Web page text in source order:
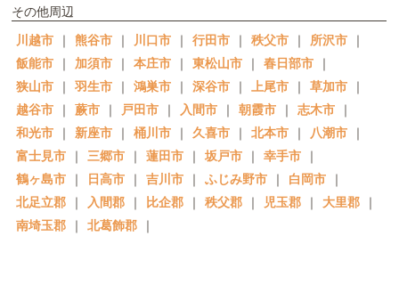
その他周辺
川越市 ｜ 熊谷市 ｜ 川口市 ｜ 行田市 ｜ 秩父市 ｜ 所沢市 ｜
飯能市 ｜ 加須市 ｜ 本庄市 ｜ 東松山市 ｜ 春日部市 ｜
狭山市 ｜ 羽生市 ｜ 鴻巣市 ｜ 深谷市 ｜ 上尾市 ｜ 草加市 ｜
越谷市 ｜ 蕨市 ｜ 戸田市 ｜ 入間市 ｜ 朝霞市 ｜ 志木市 ｜
和光市 ｜ 新座市 ｜ 桶川市 ｜ 久喜市 ｜ 北本市 ｜ 八潮市 ｜
富士見市 ｜ 三郷市 ｜ 蓮田市 ｜ 坂戸市 ｜ 幸手市 ｜
鶴ヶ島市 ｜ 日高市 ｜ 吉川市 ｜ ふじみ野市 ｜ 白岡市 ｜
北足立郡 ｜ 入間郡 ｜ 比企郡 ｜ 秩父郡 ｜ 児玉郡 ｜ 大里郡 ｜
南埼玉郡 ｜ 北葛飾郡 ｜